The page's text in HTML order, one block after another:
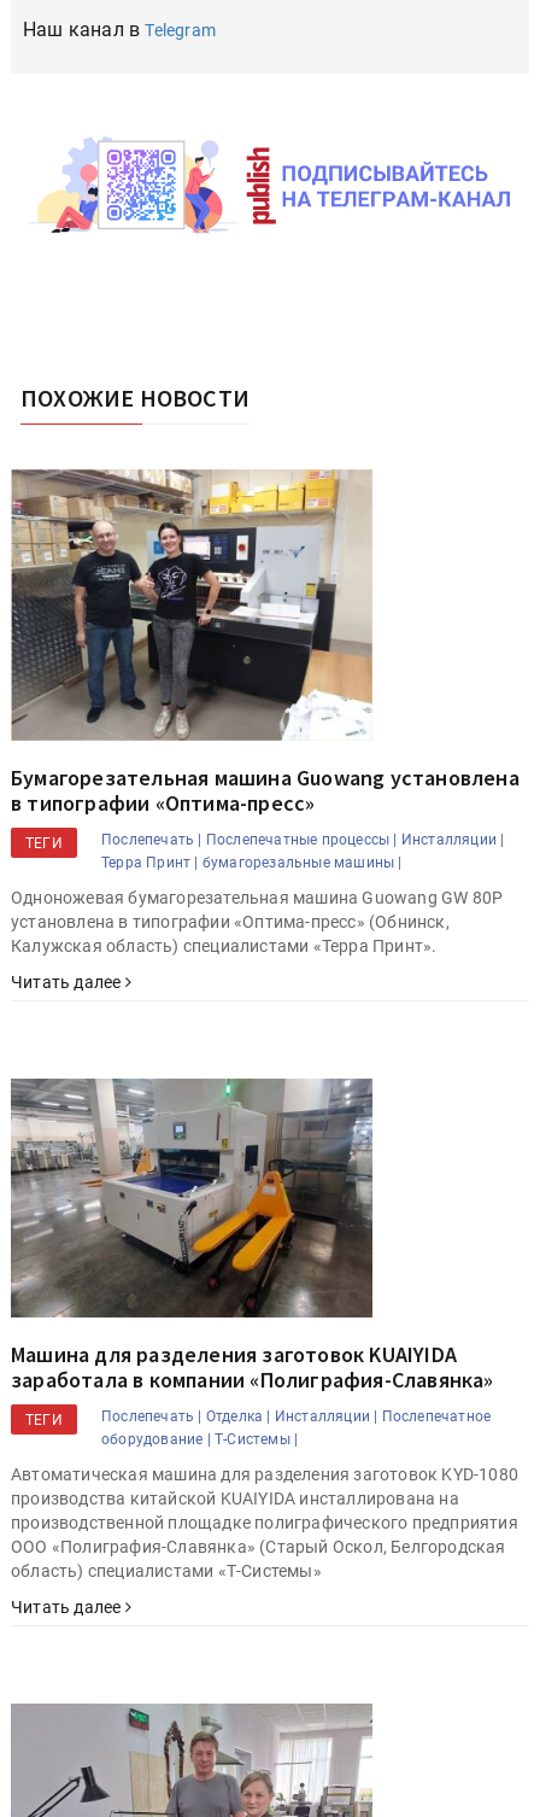
Наш канал вTelegram
ПОХОЖИЕ НОВОСТИ
Бумагорезательная машина Guowang установлена
в типографии «Оптима-пресс»
ТЕГИ Послепечать | Послепечатные процессы |
Инсталляции |
Терра Принт |
бумагорезальные машины |
Одноножевая бумагорезательная машина Guowang GW 80P
установлена в типографии «Оптима-пресс» (Обнинск,
Калужская область) специалистами «Терра Принт».
Читать далее
Машина для разделения заготовок KUAIYIDA
заработала в компании «Полиграфия-Славянка»
ТЕГИ Послепечать | Отделка | Инсталляции |
Послепечатное
оборудование |
Т-Системы |
Автоматическая машина для разделения заготовок KYD-1080
производства китайской KUAIYIDA инсталлирована на
производственной площадке полиграфического предприятия
ООО «Полиграфия-Славянка» (Старый Оскол, Белгородская
область) специалистами «Т-Системы»
Читать далее